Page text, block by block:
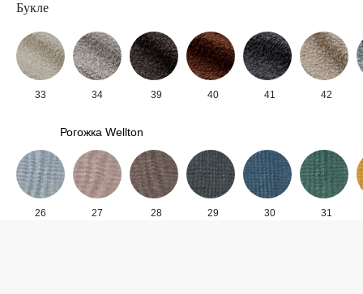
Букле
33 34 39 40 41 42
Рогожка Wellton
26 27 28 29 30 31